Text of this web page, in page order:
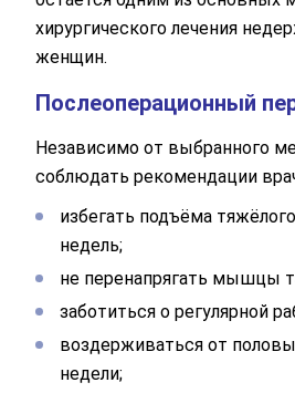
хирургического лечения
женщин.
Послеоперационный
Независимо от выбранного
соблюдать рекомендации
избегать подъёма
недель;
не перенапрягать мышцы
заботиться о регулярной
воздерживаться от
недели;